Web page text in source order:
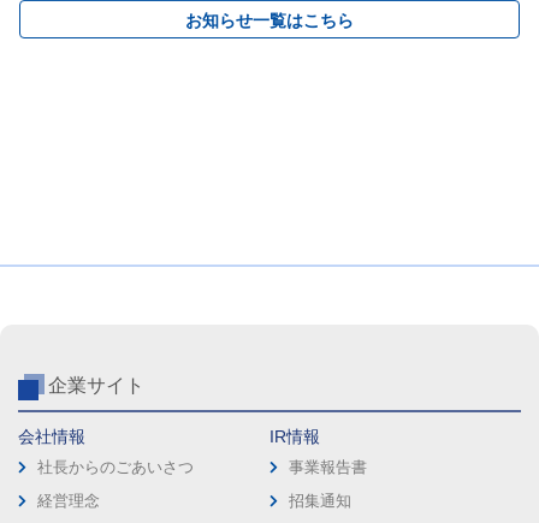
お知らせ一覧はこちら
企業サイト
会社情報
社長からのごあいさつ
経営理念
IR情報
事業報告書
招集通知